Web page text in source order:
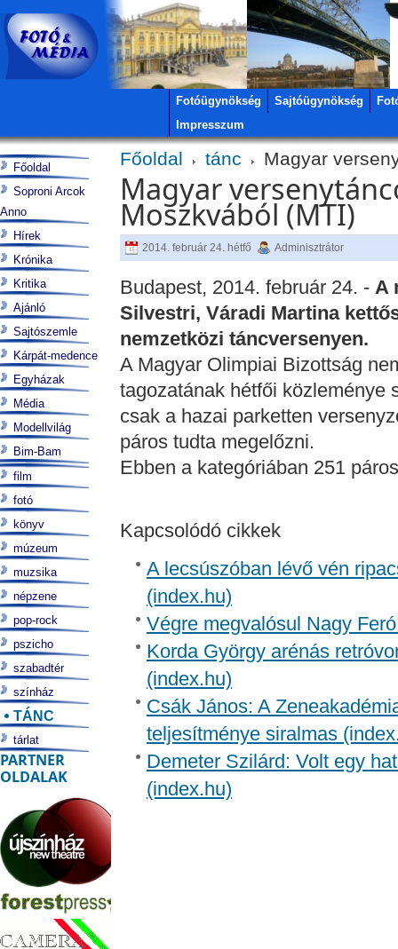
Fotóügynökség Sajtóügynökség
Impresszum
Főoldal tánc Magyar
Magyar
Moszkvából (MTI)
2014. február 24. hétfő Adminisztrátor
Budapest, 2014. február 24. - A
Silvestri, Váradi Martina
nemzetközi táncversenyen.
A Magyar Olimpiai Bizottság
tagozatának hétfői közleménye
csak a hazai parketten
páros tudta megelőzni.
Ebben a kategóriában 251
Kapcsolódó cikkek
A lecsúszóban lévő vén
(index.hu)
Végre megvalósul Nagy
Korda György arénás
(index.hu)
Csák János: A
teljesítménye siralmas
Demeter Szilárd: Volt egy
(index.hu)
Főoldal
Soproni Arcok
Anno
Hírek
Krónika
Kritika
Ajánló
Sajtószemle
Kárpát-medence
Egyházak
Média
Modellvilág
Bim-Bam
film
fotó
könyv
múzeum
muzsika
népzene
pop-rock
pszicho
szabadtér
színház
TÁNC
tárlat
PARTNER
OLDALAK